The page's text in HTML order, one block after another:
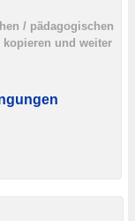
/ pädagogischen
kopieren und weiter